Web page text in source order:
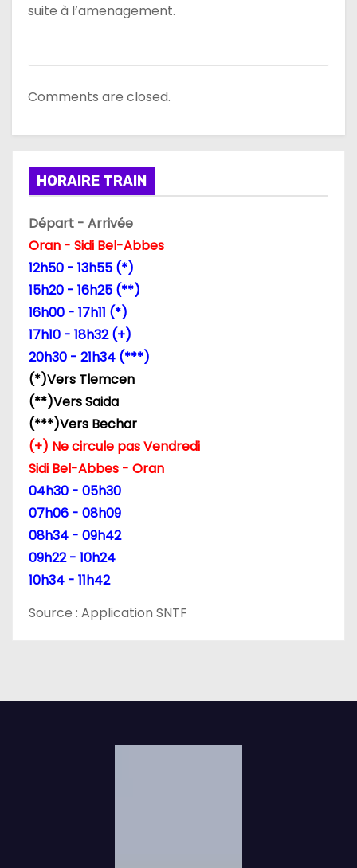
suite à l’amenagement.
Comments are closed.
HORAIRE TRAIN
Départ - Arrivée
Oran - Sidi Bel-Abbes
12h50 - 13h55 (*)
15h20 - 16h25 (**)
16h00 - 17h11 (*)
17h10 - 18h32 (+)
20h30 - 21h34 (***)
(*)Vers Tlemcen
(**)Vers Saida
(***)Vers Bechar
(+) Ne circule pas Vendredi
Sidi Bel-Abbes - Oran
04h30 - 05h30
07h06 - 08h09
08h34 - 09h42
09h22 - 10h24
10h34 - 11h42
Source : Application SNTF